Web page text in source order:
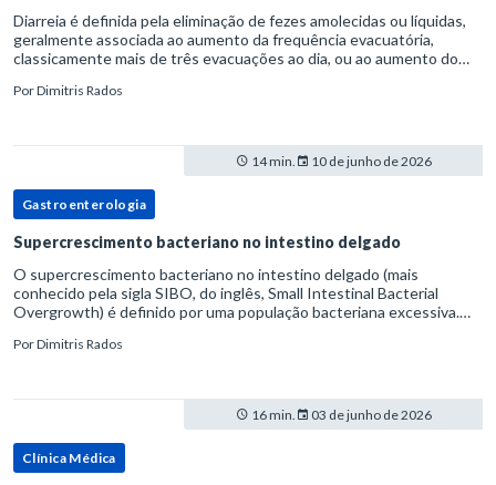
Diarreia é definida pela eliminação de fezes amolecidas ou líquidas,
geralmente associada ao aumento da frequência evacuatória,
classicamente mais de três evacuações ao dia, ou ao aumento do
PorDimitris Rados
14 min. 10 de junho de 2026
Gastroenterologia
Supercrescimento bacteriano no intestino delgado
O supercrescimento bacteriano no intestino delgado (mais
conhecido pela sigla SIBO, do inglês, Small Intestinal Bacterial
Overgrowth) é definido por uma população bacteriana excessiva.
PorDimitris Rados
16 min. 03 de junho de 2026
Clínica Médica